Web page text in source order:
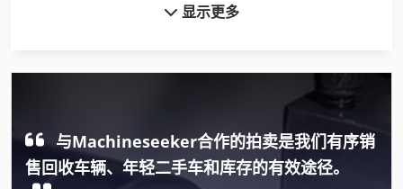
International 434
Jungheinrich E
显示更多
与Machineseeker合作的拍卖是我们有序销
售回收车辆、年轻二手车和库存的有效途径。